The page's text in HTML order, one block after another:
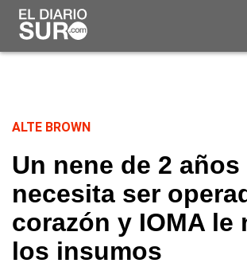
ALTE BROWN
Un nene de 2 años
necesita ser
corazón y IOMA le
los insumos